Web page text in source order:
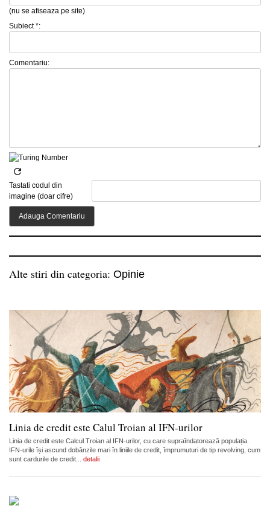
(nu se afiseaza pe site)
Subiect *:
Comentariu:
Tastati codul din
imagine (doar cifre)
Alte stiri din categoria: Opinie
Linia de credit este Calul Troian al IFN-urilor
Linia de credit este Calcul Troian al IFN-urilor, cu care supraîndatorează populația.
IFN-urile își ascund dobânzile mari în liniile de credit, împrumuturi de tip revolving, cum
sunt cardurile de credit... detalii